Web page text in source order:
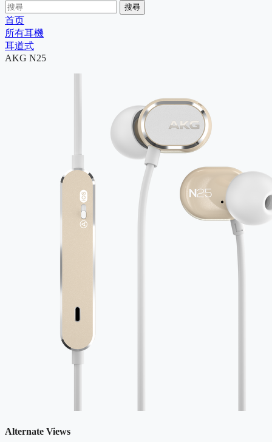
搜尋
首页
所有耳機
耳道式
AKG N25
Alternate Views